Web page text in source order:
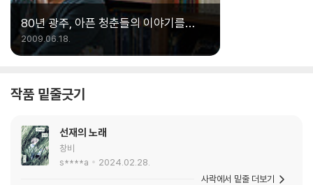
80년 광주, 아픈 청춘들의 이야기를
사반세기만에 그리다 - 소설가 공선옥
2009.06.18.
작품 밑줄긋기
선재의 노래
창비
s****a
2024.02.28.
사락에서 밑줄 더보기